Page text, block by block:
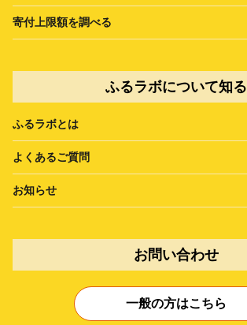
寄付上限額を調べる
ふるラボについて知る
ふるラボとは
よくあるご質問
お知らせ
お問い合わせ
一般の方はこちら